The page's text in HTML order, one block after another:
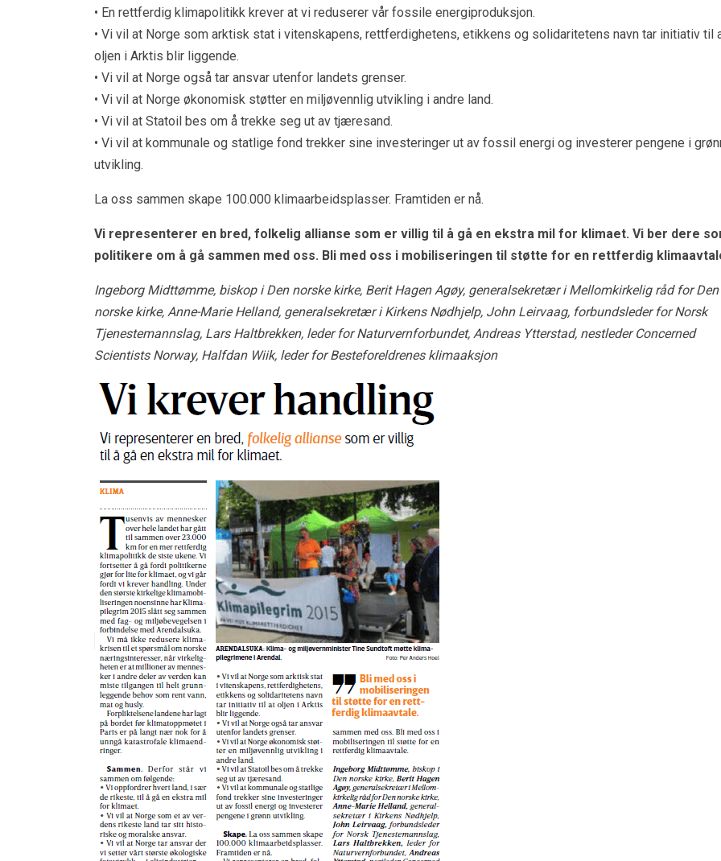
• En rettferdig klimapolitikk krever at vi reduserer vår fossile energiproduksjon.
• Vi vil at Norge som arktisk stat i vitenskapens, rettferdighetens, etikkens og solidaritetens navn tar initiativ til
oljen i Arktis blir liggende.
• Vi vil at Norge også tar ansvar utenfor landets grenser.
• Vi vil at Norge økonomisk støtter en miljøvennlig utvikling i andre land.
• Vi vil at Statoil bes om å trekke seg ut av tjæresand.
• Vi vil at kommunale og statlige fond trekker sine investeringer ut av fossil energi og investerer pengene i
utvikling.
La oss sammen skape 100.000 klimaarbeidsplasser. Framtiden er nå.
Vi representerer en bred, folkelig allianse som er villig til å gå en ekstra mil for klimaet. Vi ber dere
politikere om å gå sammen med oss. Bli med oss i mobiliseringen til støtte for en rettferdig
Ingeborg Midttømme, biskop i Den norske kirke, Berit Hagen Agøy, generalsekretær i Mellomkirkelig råd for Den
norske kirke, Anne-Marie Helland, generalsekretær i Kirkens Nødhjelp, John Leirvaag, forbundsleder for Norsk
Tjenestemannslag, Lars Haltbrekken, leder for Naturvernforbundet, Andreas Ytterstad, nestleder Concerned
Scientists Norway, Halfdan Wiik, leder for Besteforeldrenes klimaaksjon